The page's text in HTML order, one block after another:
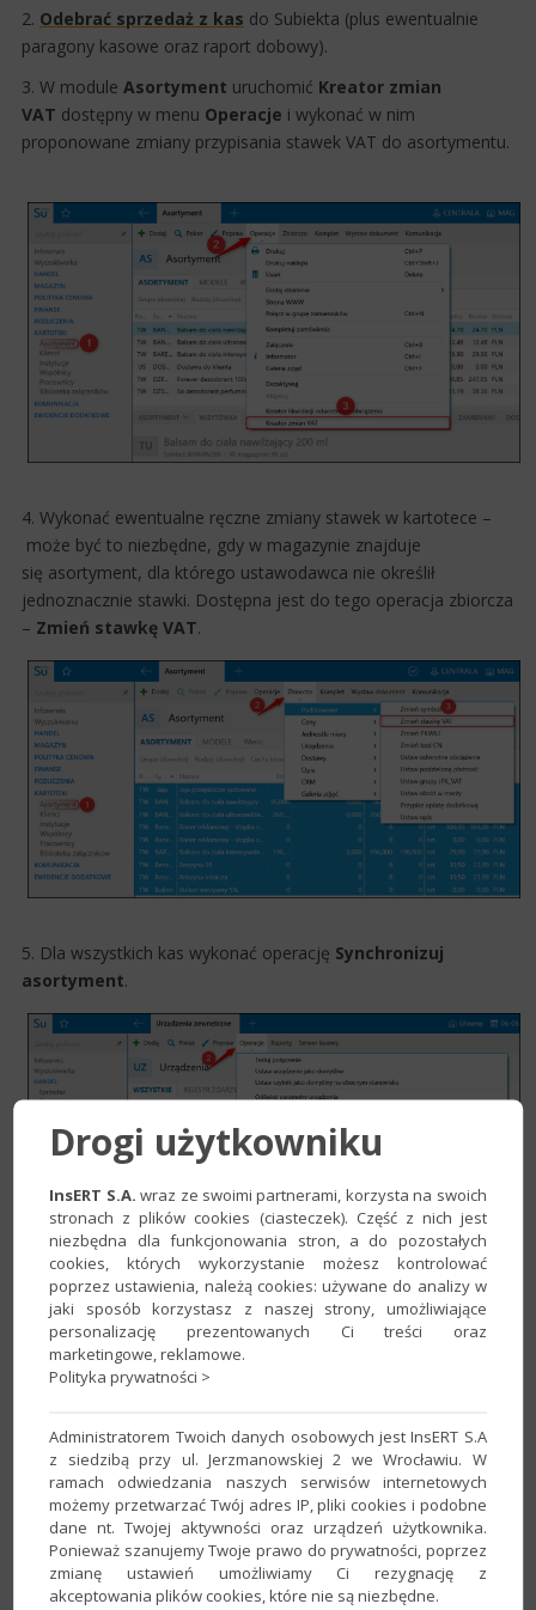
2. Odebrać sprzedaż z kas do Subiekta (plus ewentualnie
paragony kasowe oraz ra​port dobowy​).
3. W module Asortyment uruchomić Kreator zmian
VAT dostępny w menu Operacje i wykonać w nim
proponowane zmiany przypisania stawek VAT do asortymentu.
4. Wykonać ewentualne ręczne zmiany stawek w kartotece –
może być to niezbędne, gdy w magazynie znajduje
się asortyment, dla którego ustawodawca nie określił
jednoznacznie stawki. Dostępna jest do tego operacja zbiorcza
– Zmień stawkę VAT.
5. Dla wszystkich kas wykonać operację Synchronizuj
asortyment.
W przypadku wykonania tych kroków w innej kolejności lub też
niewykonania ich w całości, w późniejszym terminie mogą
występować nieprawidłowości w odbiorze sprzedaży, np. gdy
kasie będzie prowadzona sprzedaż, po jej odebraniu w
Subiekcie wartość sprzedaży brutto będzie się zgadzać z
danymi z kasy, ale będzie przypisana do nieprawidłowych
stawek.
Posiadacz drukarki fiskalnej​
W zasadzie nie jest wymagane wykonywanie żadnych
Drogi użytkowniku
InsERT S.A. wraz ze swoimi partnerami, korzysta na swoich
stronach z plików cookies (ciasteczek). Część z nich jest
niezbędna dla funkcjonowania stron, a do pozostałych
cookies, których wykorzystanie możesz kontrolować
poprzez ustawienia, należą cookies: używane do analizy w
jaki sposób korzystasz z naszej strony, umożliwiające
personalizację prezentowanych Ci treści oraz
marketingowe, reklamowe.
Polityka prywatności >
Administratorem Twoich danych osobowych jest InsERT S.A
z siedzibą przy ul. Jerzmanowskiej 2 we Wrocławiu. W
ramach odwiedzania naszych serwisów internetowych
możemy przetwarzać Twój adres IP, pliki cookies i podobne
dane nt. Twojej aktywności oraz urządzeń użytkownika.
Ponieważ szanujemy Twoje prawo do prywatności, poprzez
zmianę ustawień umożliwiamy Ci rezygnację z
akceptowania plików cookies, które nie są niezbędne.